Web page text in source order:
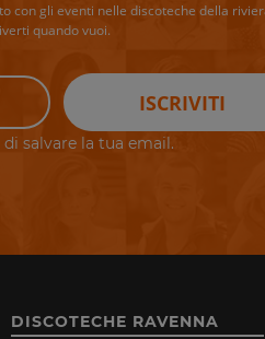
con gli eventi nelle discoteche della
quando vuoi.
ISCRIVITI
salvare la tua email.
DISCOTECHE RAVENNA